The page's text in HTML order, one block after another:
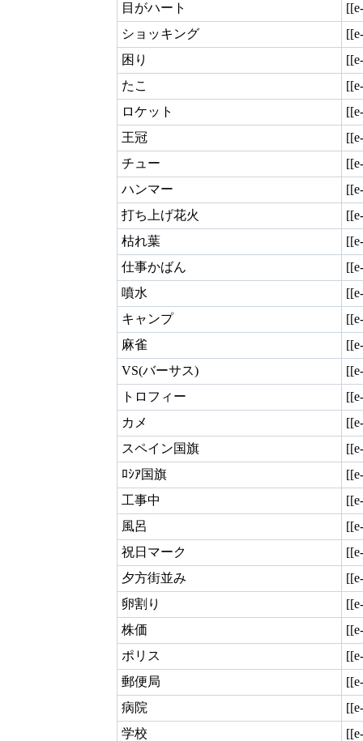
目がハート
ショッキング
困り
たこ
ロケット
王冠
チュー
ハンマー
打ち上げ花火
枯れ葉
仕事かばん
噴水
キャンプ
麻雀
VS(バーサス)
トロフィー
カメ
スペイン国旗
ﾛｼｱ国旗
工事中
風呂
祝日マーク
夕方街並み
卵割り
株価
ポリス
郵便局
病院
学校